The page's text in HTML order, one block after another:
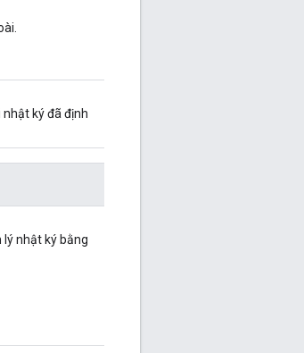
ký đã định
lý nhật ký bằng